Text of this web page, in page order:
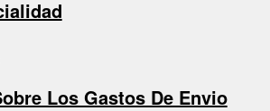
Los Gastos De Envio